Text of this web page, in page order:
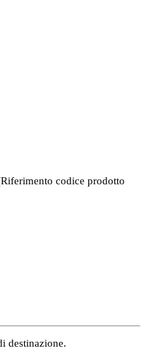
codice prodotto
destinazione.